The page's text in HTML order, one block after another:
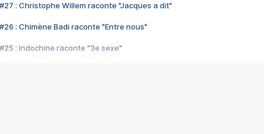
#27 : Christophe Willem raconte "Jacques a dit"
#26 : Chimène Badi raconte "Entre nous"
#25 : Indochine raconte "3e sexe"